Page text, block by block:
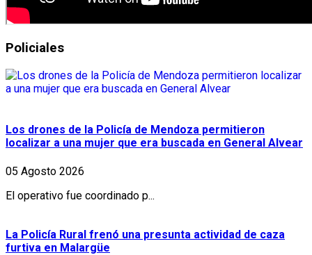
Policiales
Los drones de la Policía de Mendoza permitieron
localizar a una mujer que era buscada en General Alvear
05 Agosto 2026
El operativo fue coordinado p...
La Policía Rural frenó una presunta actividad de caza
furtiva en Malargüe